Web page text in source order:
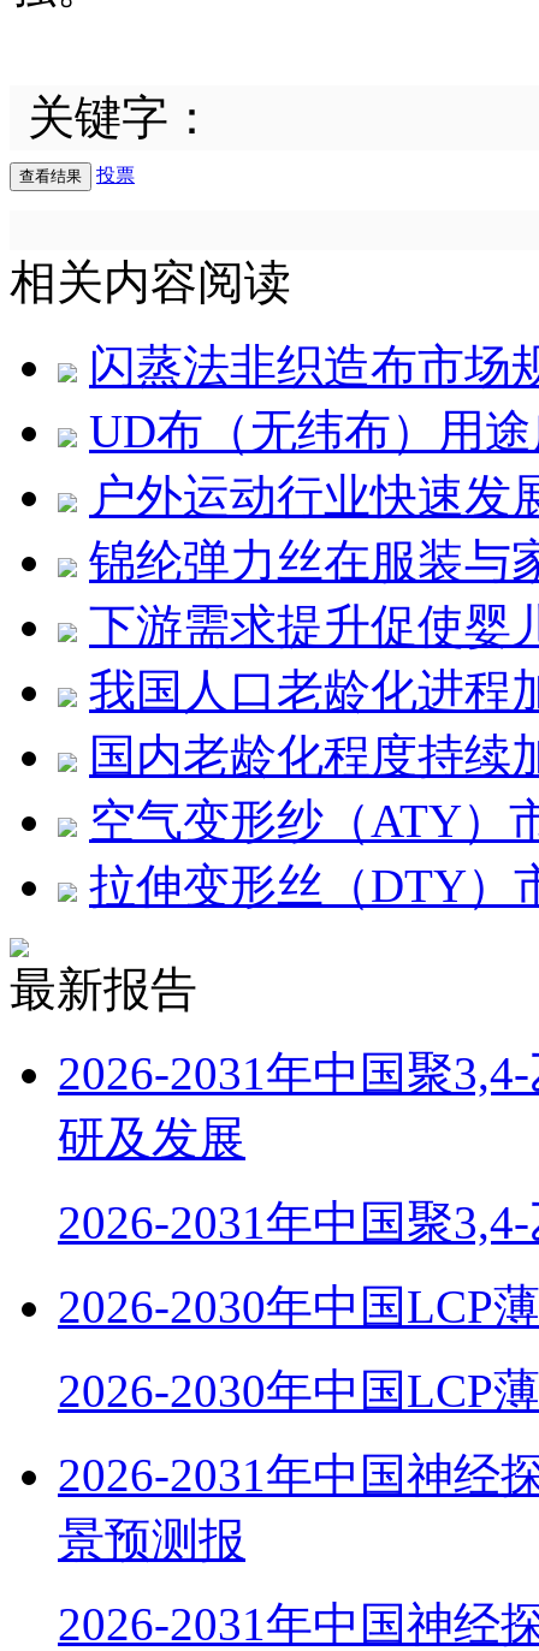
关键字：
投票
相关内容阅读
闪蒸法非织造布市场
UD布（无纬布）用
户外运动行业快速发
锦纶弹力丝在服装与
下游需求提升促使婴
我国人口老龄化进程
国内老龄化程度持续
空气变形纱（ATY）
拉伸变形丝（DTY）
最新报告
2026-2031年中国聚
研及发展
2026-2031年中国聚
2026-2030年中国LCP
2026-2030年中国LCP
2026-2031年中国神经
景预测报
2026-2031年中国神经